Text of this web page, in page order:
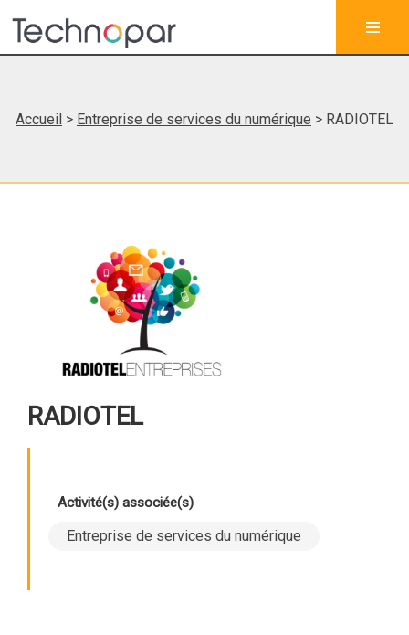
Accueil > Entreprise de services du numérique > RADIOTEL
RADIOTEL
Activité(s) associée(s)
Entreprise de services du numérique